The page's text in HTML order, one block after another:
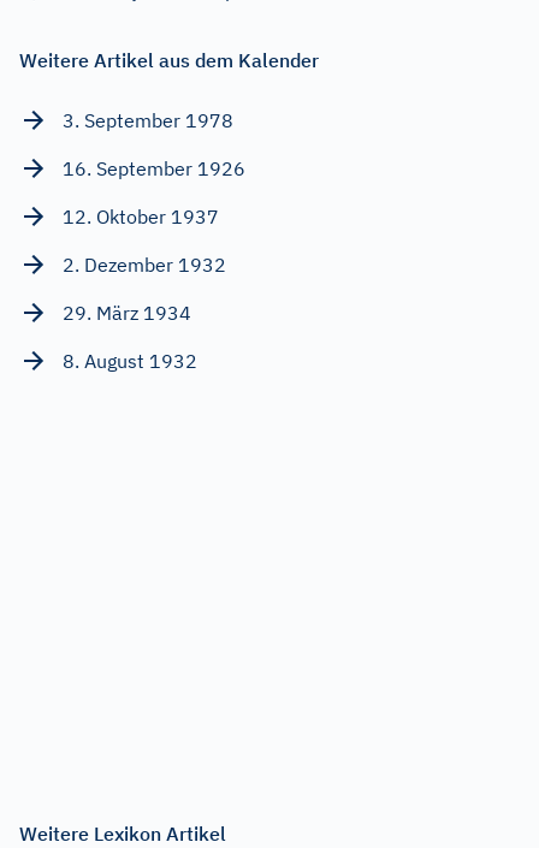
Weitere Artikel aus dem Kalender
3. September 1978
16. September 1926
12. Oktober 1937
2. Dezember 1932
29. März 1934
8. August 1932
Weitere Lexikon Artikel